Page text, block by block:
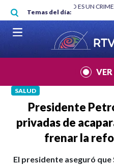
Pasar al contenido principal
Temas del día:
"HABLAR NO ES UN
SALUD
Presidente
privadas de
frenar la
El presidente aseguró